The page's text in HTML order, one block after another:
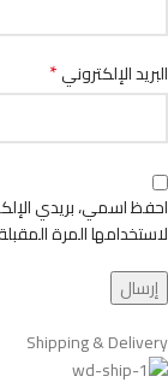
البريد الإلكتروني*
احفظ اسمي، بريدي
لاستخدامها المرة
Shipping & Delivery